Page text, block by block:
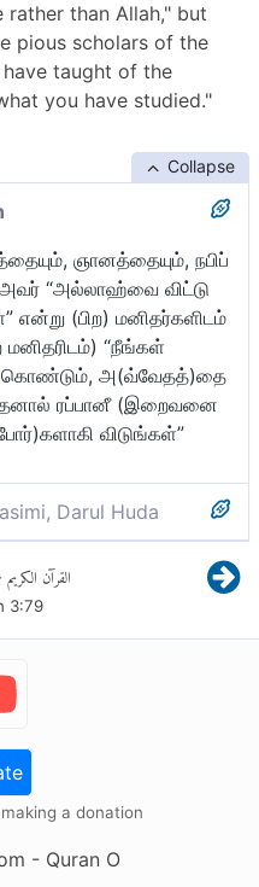
rather than Allah," but
pious scholars of the
taught of the
you have studied."
Collapse
ஞானத்தையும், நபிப்
“அல்லாஹ்வை விட்டு
என்று (பிற) மனிதர்களிடம்
“நீங்கள்
கொண்டும், அ(வ்வேதத்)தை
ரப்பானீ (இறைவனை
விடுங்கள்”
Darul Huda
அல்லாஹ் ஒரு
நோக்கி,
ஆகிவிடுங்கள்"
(மக்களை
கற்பிப்பவர்களாக
கற்றுக் கொள்பவராக
கூறுவார்).
القرآن الكريم
3:79
a donation
- Quran O